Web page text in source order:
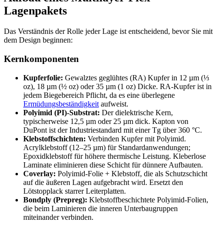
Lagenpakets
Das Verständnis der Rolle jeder Lage ist entscheidend, bevor Sie mit
dem Design beginnen:
Kernkomponenten
Kupferfolie: Gewalztes geglühtes (RA) Kupfer in 12 µm (⅓
oz), 18 µm (½ oz) oder 35 µm (1 oz) Dicke. RA-Kupfer ist in
jedem Biegebereich Pflicht, da es eine überlegene
Ermüdungsbeständigkeit aufweist.
Polyimid (PI)-Substrat: Der dielektrische Kern,
typischerweise 12,5 µm oder 25 µm dick. Kapton von
DuPont ist der Industriestandard mit einer Tg über 360 °C.
Klebstoffschichten: Verbinden Kupfer mit Polyimid.
Acrylklebstoff (12–25 µm) für Standardanwendungen;
Epoxidklebstoff für höhere thermische Leistung. Kleberlose
Laminate eliminieren diese Schicht für dünnere Aufbauten.
Coverlay: Polyimid-Folie + Klebstoff, die als Schutzschicht
auf die äußeren Lagen aufgebracht wird. Ersetzt den
Lötstopplack starrer Leiterplatten.
Bondply (Prepreg): Klebstoffbeschichtete Polyimid-Folien,
die beim Laminieren die inneren Unterbaugruppen
miteinander verbinden.